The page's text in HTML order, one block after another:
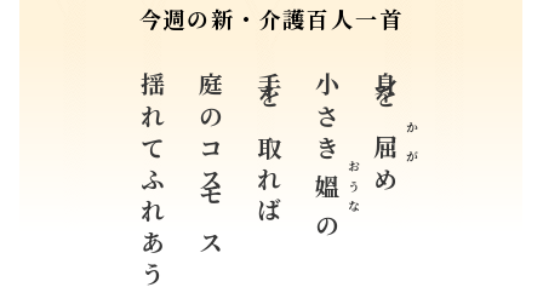
今週の新・介護百人一首
身を
屈 かが
め
小さき
媼 おうな
の
手を取れば
庭のコスモス
揺れてふれあう